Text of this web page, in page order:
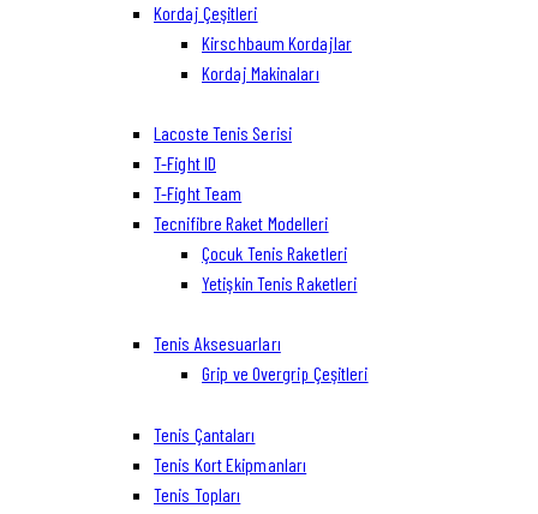
Kordaj Çeşitleri
Kirschbaum Kordajlar
Kordaj Makinaları
Lacoste Tenis Serisi
T-Fight ID
T-Fight Team
Tecnifibre Raket Modelleri
Çocuk Tenis Raketleri
Yetişkin Tenis Raketleri
Tenis Aksesuarları
Grip ve Overgrip Çeşitleri
Tenis Çantaları
Tenis Kort Ekipmanları
Tenis Topları